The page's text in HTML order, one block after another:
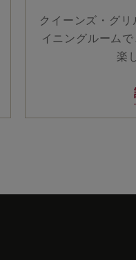
クイーンズ・グ
イニングルーム
楽